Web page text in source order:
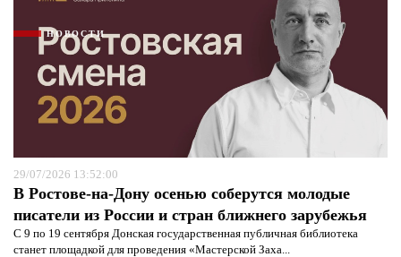
НОВОСТИ
29/07/2026 13:52:00
В Ростове-на-Дону осенью соберутся молодые
писатели из России и стран ближнего зарубежья
С 9 по 19 сентября Донская государственная публичная библиотека
станет площадкой для проведения «Мастерской Заха...